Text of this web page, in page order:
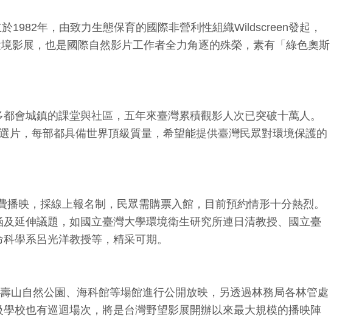
1982年，由致力生態保育的國際非營利性組織Wildscreen發起，
影展，也是國際自然影片工作者全力角逐的殊榮，素有「綠色奧斯
會城鎮的課堂與社區，五年來臺灣累積觀影人次已突破十萬人。
，每部都具備世界頂級質量，希望能提供臺灣民眾對環境保護的
映，採線上報名制，民眾需購票入館，目前預約情形十分熱烈。
延伸議題，如國立臺灣大學環境衛生研究所連日清教授、國立臺
學系呂光洋教授等，精采可期。
山自然公園、海科館等場館進行公開放映，另透過林務局各林管處
校也有巡迴場次，將是台灣野望影展開辦以來最大規模的播映陣